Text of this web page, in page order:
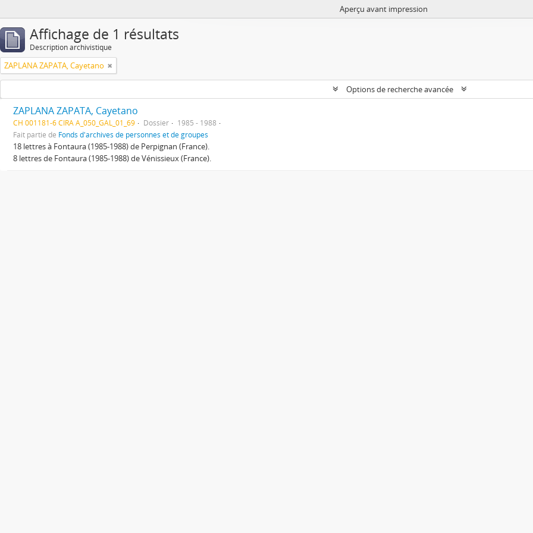
Aperçu avant impression
Affichage de 1 résultats
Description archivistique
ZAPLANA ZAPATA, Cayetano
Options de recherche avancée
ZAPLANA ZAPATA, Cayetano
CH 001181-6 CIRA A_050_GAL_01_69 Dossier
1985 - 1988
Fait partie de Fonds d'archives de personnes et de groupes
18 lettres à Fontaura (1985-1988) de Perpignan (France).
8 lettres de Fontaura (1985-1988) de Vénissieux (France).